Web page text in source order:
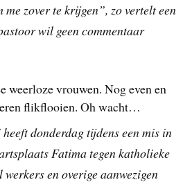
me zover te krijgen”, zo vertelt een
wil geen commentaar
weerloze vrouwen. Nog even en
flikflooien. Oh wacht…
donderdag tijdens een mis in
Fatima tegen katholieke
en overige aanwezigen